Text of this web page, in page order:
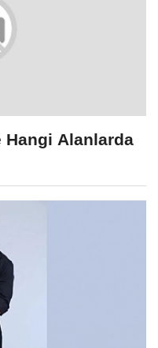
Hangi Alanlarda